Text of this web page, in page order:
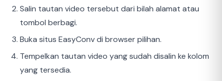
Salin tautan video tersebut dari bilah alamat atau
tombol berbagi.
Buka situs EasyConv di browser pilihan.
Tempelkan tautan video yang sudah disalin ke kolom
yang tersedia.